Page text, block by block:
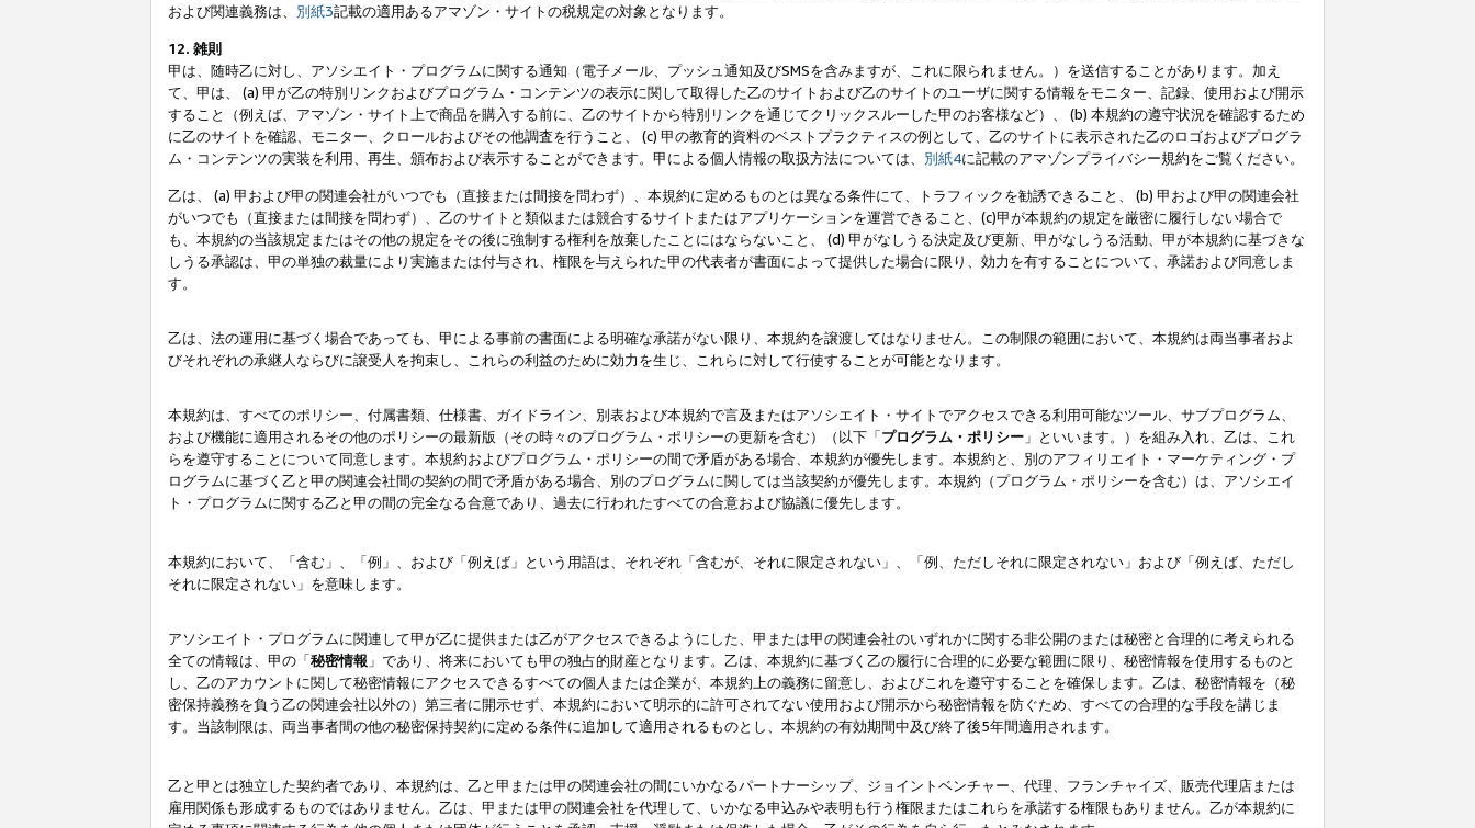
および関連義務は、 別紙3記載の適用あるアマゾン・サイトの税規定の対象となります。
12. 雑則
甲は、随時乙に対し、アソシエイト・プログラムに関する通知（電子メール、プッシュ通知及びSMSを含みますが、これに限られません。）を送信することがあります。加え
て、甲は、 (a) 甲が乙の特別リンクおよびプログラム・コンテンツの表示に関して取得した乙のサイトおよび乙のサイトのユーザに関する情報をモニター、記録、使用および開示
すること（例えば、アマゾン・サイト上で商品を購入する前に、乙のサイトから特別リンクを通じてクリックスルーした甲のお客様など）、 (b) 本規約の遵守状況を確認するため
に乙のサイトを確認、モニター、クロールおよびその他調査を行うこと、 (c) 甲の教育的資料のベストプラクティスの例として、乙のサイトに表示された乙のロゴおよびプログラ
ム・コンテンツの実装を利用、再生、頒布および表示することができます。甲による個人情報の取扱方法については、 別紙4に記載のアマゾンプライバシー規約をご覧ください。
乙は、 (a) 甲および甲の関連会社がいつでも（直接または間接を問わず）、本規約に定めるものとは異なる条件にて、トラフィックを勧誘できること、 (b) 甲および甲の関連会社
がいつでも（直接または間接を問わず）、乙のサイトと類似または競合するサイトまたはアプリケーションを運営できること、(c)甲が本規約の規定を厳密に履行しない場合で
も、本規約の当該規定またはその他の規定をその後に強制する権利を放棄したことにはならないこと、 (d) 甲がなしうる決定及び更新、甲がなしうる活動、甲が本規約に基づきな
しうる承認は、甲の単独の裁量により実施または付与され、権限を与えられた甲の代表者が書面によって提供した場合に限り、効力を有することについて、承諾および同意しま
す。
乙は、法の運用に基づく場合であっても、甲による事前の書面による明確な承諾がない限り、本規約を譲渡してはなりません。この制限の範囲において、本規約は両当事者およ
びそれぞれの承継人ならびに譲受人を拘束し、これらの利益のために効力を生じ、これらに対して行使することが可能となります。
本規約は、すべてのポリシー、付属書類、仕様書、ガイドライン、別表および本規約で言及またはアソシエイト・サイトでアクセスできる利用可能なツール、サブプログラム、
および機能に適用されるその他のポリシーの最新版（その時々のプログラム・ポリシーの更新を含む）（以下「プログラム・ポリシー 」といいます。）を組み入れ、乙は、これ
らを遵守することについて同意します。本規約およびプログラム・ポリシーの間で矛盾がある場合、本規約が優先します。本規約と、別のアフィリエイト・マーケティング・プ
ログラムに基づく乙と甲の関連会社間の契約の間で矛盾がある場合、別のプログラムに関しては当該契約が優先します。本規約（プログラム・ポリシーを含む）は、アソシエイ
ト・プログラムに関する乙と甲の間の完全なる合意であり、過去に行われたすべての合意および協議に優先します。
本規約において、「含む」、「例」、および「例えば」という用語は、それぞれ「含むが、それに限定されない」、「例、ただしそれに限定されない」および「例えば、ただし
それに限定されない」を意味します。
アソシエイト・プログラムに関連して甲が乙に提供または乙がアクセスできるようにした、甲または甲の関連会社のいずれかに関する非公開のまたは秘密と合理的に考えられる
全ての情報は、甲の「秘密情報 」であり、将来においても甲の独占的財産となります。乙は、本規約に基づく乙の履行に合理的に必要な範囲に限り、秘密情報を使用するものと
し、乙のアカウントに関して秘密情報にアクセスできるすべての個人または企業が、本規約上の義務に留意し、およびこれを遵守することを確保します。乙は、秘密情報を（秘
密保持義務を負う乙の関連会社以外の）第三者に開示せず、本規約において明示的に許可されてない使用および開示から秘密情報を防ぐため、すべての合理的な手段を講じま
す。当該制限は、両当事者間の他の秘密保持契約に定める条件に追加して適用されるものとし、本規約の有効期間中及び終了後5年間適用されます。
乙と甲とは独立した契約者であり、本規約は、乙と甲または甲の関連会社の間にいかなるパートナーシップ、ジョイントベンチャー、代理、フランチャイズ、販売代理店または
雇用関係も形成するものではありません。乙は、甲または甲の関連会社を代理して、いかなる申込みや表明も行う権限またはこれらを承諾する権限もありません。乙が本規約に